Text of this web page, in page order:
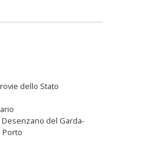
dello Stato
Desenzano del Garda-
Porto